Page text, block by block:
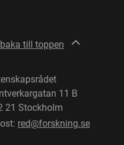
till toppen
11 B
21 Stockholm
red@forskning.se